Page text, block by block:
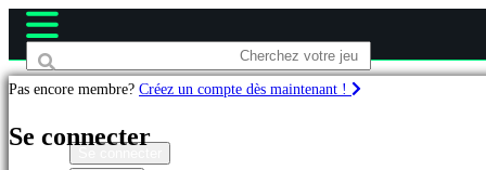
Jeux
Pas encore membre? Créez un compte dès maintenant !
Se connecter